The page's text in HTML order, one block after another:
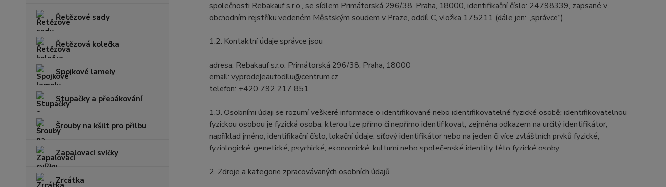
Řetězové sady
Řetězová kolečka
Spojkové lamely
Stupačky a přepákování
Šrouby na kšilt pro přilbu
Zapalovací svíčky
Zrcátka
společnosti Rebakauf s.r.o., se sídlem Primátorská 296/38, Praha, 18000, identifikační číslo: 24798339, zapsané v
obchodním rejstříku vedeném Městským soudem v Praze, oddíl C, vložka 175211 (dále jen: „správce“).
1.2. Kontaktní údaje správce jsou
adresa: Rebakauf s.r.o. Primátorská 296/38, Praha, 18000
email: vyprodejeautodilu@centrum.cz
telefon: +420 792 217 851
1.3. Osobními údaji se rozumí veškeré informace o identifikované nebo identifikovatelné fyzické osobě; identifikovatelnou
fyzickou osobou je fyzická osoba, kterou lze přímo či nepřímo identifikovat, zejména odkazem na určitý identifikátor,
například jméno, identifikační číslo, lokační údaje, síťový identifikátor nebo na jeden či více zvláštních prvků fyzické,
fyziologické, genetické, psychické, ekonomické, kulturní nebo společenské identity této fyzické osoby.
2. Zdroje a kategorie zpracovávaných osobních údajů